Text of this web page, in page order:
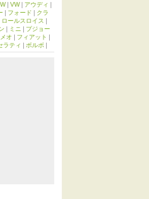
| VW| アウディ
フォード
クラ
ロールスロイス
ミニ
プジョー
オ フィアット
ラティ ボルボ